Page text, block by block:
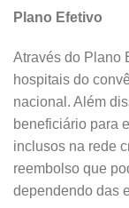
Plano Efetivo
Através do Plano
hospitais do
nacional. Além
beneficiário para
inclusos na rede
reembolso que
dependendo das